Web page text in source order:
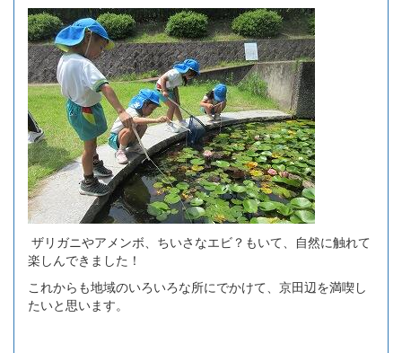
ザリガニやアメンボ、ちいさなエビ？もいて、自然に触れて
楽しんできました！
これからも地域のいろいろな所にでかけて、京田辺を満喫し
たいと思います。